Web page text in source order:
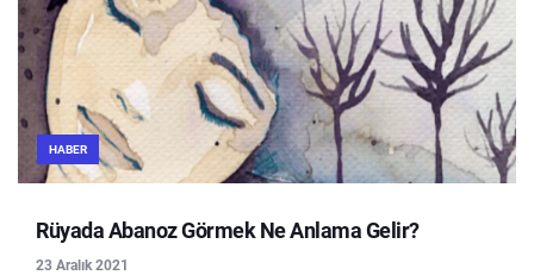
HABER
Rüyada Abanoz Görmek Ne Anlama Gelir?
23 Aralık 2021